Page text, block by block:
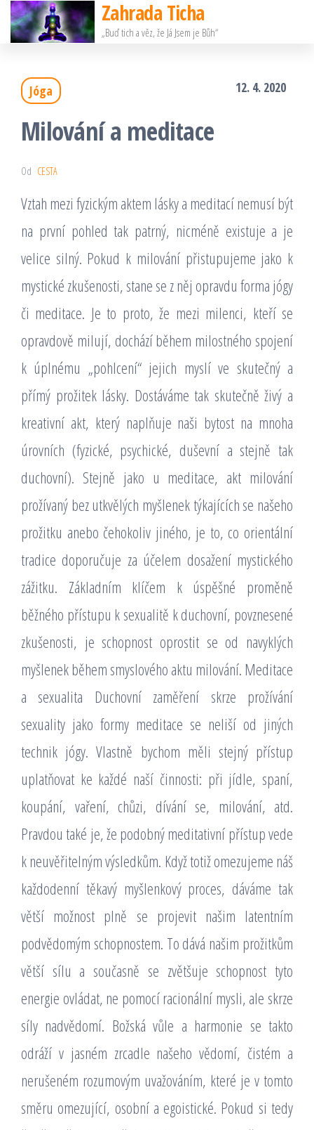
Přeskočit
na
Zahrada Ticha
„Buď tich a věz, že Já Jsem je Bůh“
Jóga 12. 4. 2020
Milování a meditace
Od CESTA
Vztah mezi fyzickým aktem lásky a meditací nemusí být
na první pohled tak patrný, nicméně existuje a je
velice silný. Pokud k milování přistupujeme jako k
mystické zkušenosti, stane se z něj opravdu forma jógy
či meditace. Je to proto, že mezi milenci, kteří se
opravdově milují, dochází během milostného spojení
k úplnému „pohlcení“ jejich myslí ve skutečný a
přímý prožitek lásky. Dostáváme tak skutečně živý a
kreativní akt, který naplňuje naši bytost na mnoha
úrovních (fyzické, psychické, duševní a stejně tak
duchovní). Stejně jako u meditace, akt milování
prožívaný bez utkvělých myšlenek týkajících se našeho
prožitku anebo čehokoliv jiného, je to, co orientální
tradice doporučuje za účelem dosažení mystického
zážitku. Základním klíčem k úspěšné proměně
běžného přístupu k sexualitě k duchovní, povznesené
zkušenosti, je schopnost oprostit se od navyklých
myšlenek během smyslového aktu milování. Meditace
a sexualita Duchovní zaměření skrze prožívání
sexuality jako formy meditace se neliší od jiných
technik jógy. Vlastně bychom měli stejný přístup
uplatňovat ke každé naší činnosti: při jídle, spaní,
koupání, vaření, chůzi, dívání se, milování, atd.
Pravdou také je, že podobný meditativní přístup vede
k neuvěřitelným výsledkům. Když totiž omezujeme náš
každodenní těkavý myšlenkový proces, dáváme tak
větší možnost plně se projevit našim latentním
podvědomým schopnostem. To dává našim prožitkům
větší sílu a současně se zvětšuje schopnost tyto
energie ovládat, ne pomocí racionální mysli, ale skrze
síly nadvědomí. Božská vůle a harmonie se takto
odráží v jasném zrcadle našeho vědomí, čistém a
nerušeném rozumovým uvažováním, které je v tomto
směru omezující, osobní a egoistické. Pokud si tedy